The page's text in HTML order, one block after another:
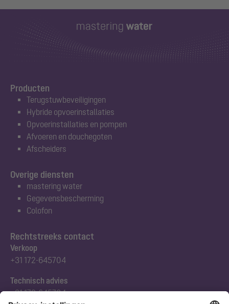
Producten
Terugstuwbeveiligingen
Hybride opvoerinstallaties
Opvoerinstallaties en pompen
Afvoeren en douchegoten
Afscheiders
Rechtstreeks contact
Verkoop
+31 172-645704
Technisch advies
+31 172-645704
Overige diensten
mastering water
Gegevensbescherming
Colofon